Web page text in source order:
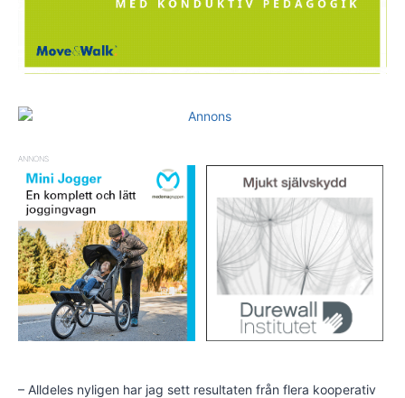
ANNONS
– Alldeles nyligen har jag sett resultaten från flera kooperativ